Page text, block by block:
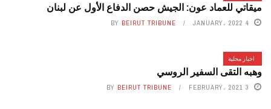
ميقاتي للعماد عون: الجيش حصن الدفاع الأول عن لبنان
4 JANUARY، 2022 BY BEIRUT TRIBUNE
اخبار محلية
وهبه التقى السفير الروسي
3 FEBRUARY، 2021 BY BEIRUT TRIBUNE